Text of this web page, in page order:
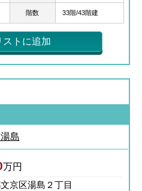
階数 33階/43階建
ストに追加
島
万円
京区湯島２丁目